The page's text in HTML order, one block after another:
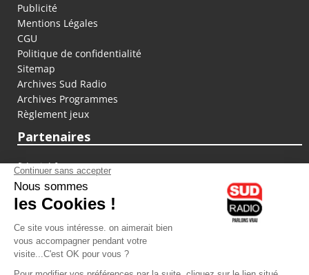
Publicité
Mentions Légales
CGU
Politique de confidentialité
Sitemap
Archives Sud Radio
Archives Programmes
Règlement jeux
Partenaires
fiducial.fr
lyoncapitale.fr
olympique-et-lyonnais.com
L'application Iphone / Android
Téléchargez l'application